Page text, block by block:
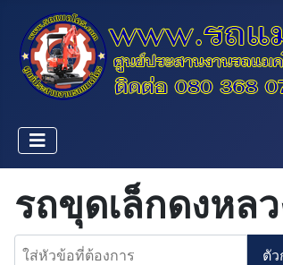
รถขุดเล็กดงหล
ใส่หัวข้อที่ต้องการ
ตัว